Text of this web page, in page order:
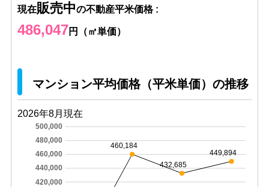
現在販売中の不動産平米価格 :
486,047円（㎡単価）
マンション平均価格（平米単価）の推移
2026年8月現在
420,000
440,000
460,000
480,000
500,000
460,184
432,685
449,894